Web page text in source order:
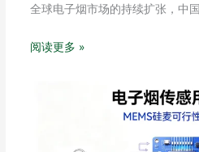
全球电子烟市场的持续扩张，中
阅读更多 »